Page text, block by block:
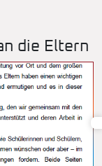
die Eltern